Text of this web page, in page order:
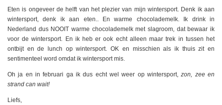
Eten is ongeveer de helft van het plezier van mijn wintersport. Denk ik aan
wintersport, denk ik aan eten.. En warme chocolademelk. Ik drink in
Nederland dus NOOIT warme chocolademelk met slagroom, dat bewaar ik
voor de wintersport. En ik heb er ook echt alleen maar trek in tussen het
ontbijt en de lunch op wintersport. OK en misschien als ik thuis zit en
sentimenteel word omdat ik wintersport mis.
Oh ja en in februari ga ik dus echt wel weer op wintersport,zon, zee en
strand can wait!
Liefs,